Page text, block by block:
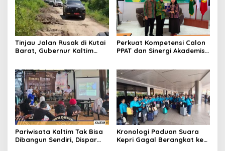
Tinjau Jalan Rusak di Kutai
Barat, Gubernur Kaltim
Perkuat Kompetensi Calon
PPAT dan Sinergi Akademis,
Pariwisata Kaltim Tak Bisa
Dibangun Sendiri, Dispar
Kronologi Paduan Suara
Kepri Gagal Berangkat ke